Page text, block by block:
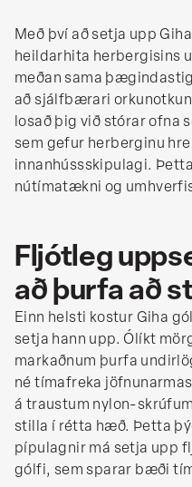
Með því að setja upp
heildarhita herbergisins
meðan sama
að sjálfbærari
losað þig við stórar ofna
sem gefur herberginu
innanhússskipulagi.
nútímatækni og
Fljótleg
að þurfa að
Einn helsti kostur Giha
setja hann upp. Ólíkt
markaðnum þurfa
né tímafreka
á traustum nylon-
stilla í rétta hæð. Þetta
pípulagnir má setja upp
gólfi, sem sparar bæði